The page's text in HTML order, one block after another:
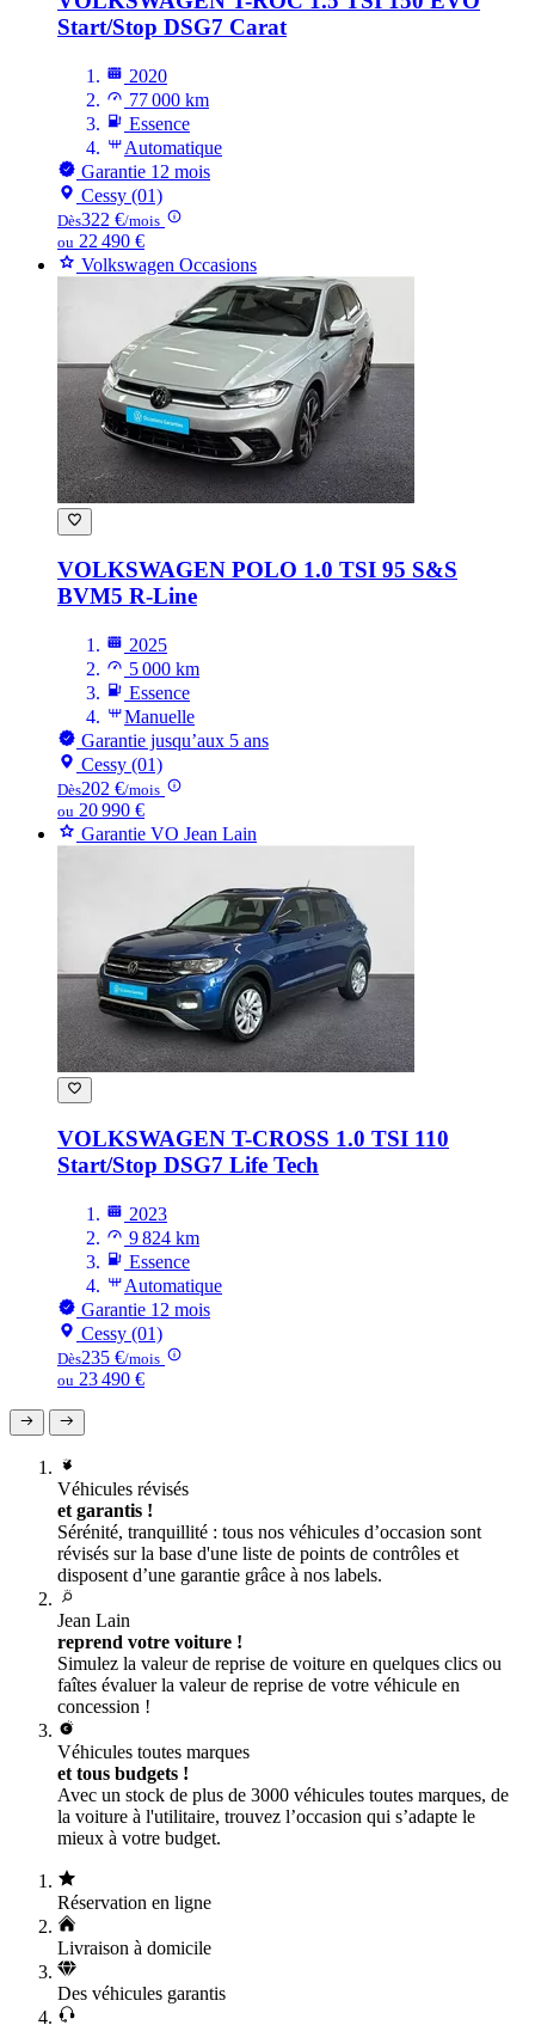
Start/Stop DSG7 Carat
2020
77 000 km
Essence
Automatique
Garantie 12 mois
Cessy (01)
Dès322 €/mois
ou 22 490 €
Volkswagen Occasions
VOLKSWAGEN POLO 1.0 TSI 95 S&S
BVM5 R-Line
2025
5 000 km
Essence
Manuelle
Garantie jusqu’aux 5 ans
Cessy (01)
Dès202 €/mois
ou 20 990 €
Garantie VO Jean Lain
VOLKSWAGEN T-CROSS 1.0 TSI 110
Start/Stop DSG7 Life Tech
2023
9 824 km
Essence
Automatique
Garantie 12 mois
Cessy (01)
Dès235 €/mois
ou 23 490 €
Véhicules révisés
et garantis !
Sérénité, tranquillité : tous nos véhicules d’occasion sont
révisés sur la base d'une liste de points de contrôles et
disposent d’une garantie grâce à nos labels.
Jean Lain
reprend votre voiture !
Simulez la valeur de reprise de voiture en quelques clics ou
faîtes évaluer la valeur de reprise de votre véhicule en
concession !
Véhicules toutes marques
et tous budgets !
Avec un stock de plus de 3000 véhicules toutes marques, de
la voiture à l'utilitaire, trouvez l’occasion qui s’adapte le
mieux à votre budget.
Réservation en ligne
Livraison à domicile
Des véhicules garantis